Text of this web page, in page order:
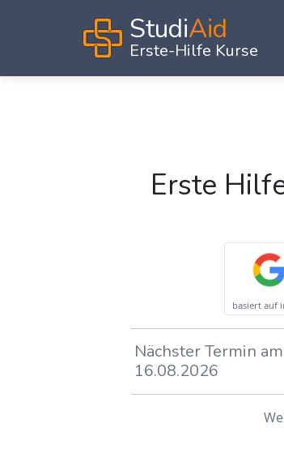
StudiAid
Erste-Hilfe Kurse
Erste
Nächster Termin am
16.08.2026